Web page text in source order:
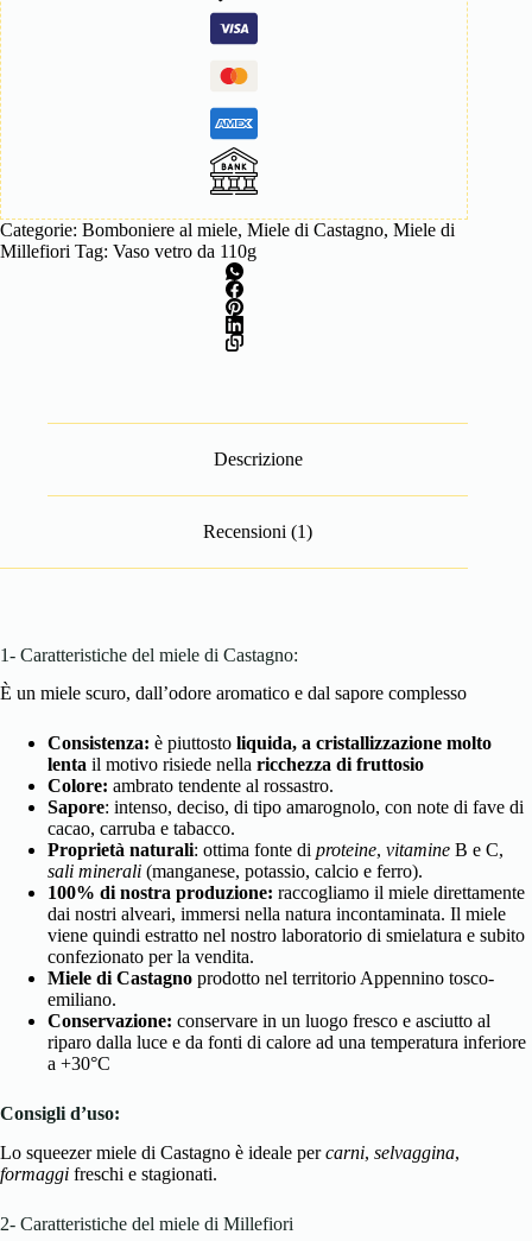
Categorie: Bomboniere al miele, Miele di Castagno, Miele di
Millefiori Tag: Vaso vetro da 110g
Descrizione
Recensioni (1)
1- Caratteristiche del miele di Castagno:
È un miele scuro, dall’odore aromatico e dal sapore complesso
Consistenza: è piuttosto liquida, a cristallizzazione molto
lenta il motivo risiede nella ricchezza di fruttosio
Colore: ambrato tendente al rossastro.
Sapore: intenso, deciso, di tipo amarognolo, con note di fave di
cacao, carruba e tabacco.
Proprietà naturali: ottima fonte di proteine, vitamine B e C,
sali minerali (manganese, potassio, calcio e ferro).
100% di nostra produzione: raccogliamo il miele direttamente
dai nostri alveari, immersi nella natura incontaminata. Il miele
viene quindi estratto nel nostro laboratorio di smielatura e subito
confezionato per la vendita.
Miele di Castagno prodotto nel territorio Appennino tosco-
emiliano.
Conservazione: conservare in un luogo fresco e asciutto al
riparo dalla luce e da fonti di calore ad una temperatura inferiore
a +30°C
Consigli d’uso:
Lo squeezer miele di Castagno è ideale percarni, selvaggina,
formaggi freschi e stagionati.
2- Caratteristiche del miele di Millefiori